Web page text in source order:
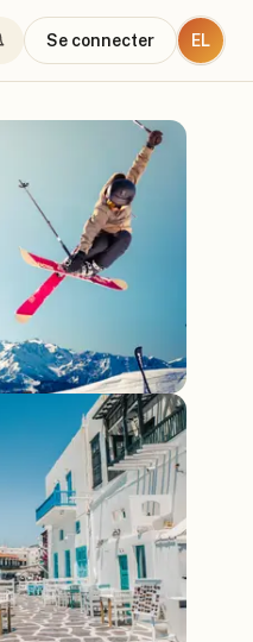
Se connecter EL